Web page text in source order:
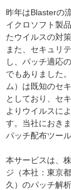
昨年はBlasterの
イクロソフト製
たウイルスの対
また、セキュリ
し、パッチ適応
でもありました
ム）は既知のセ
としており、セ
よりウイルスに
す。当社におき
パッチ配布ツー
本サービスは、
ジ（本社：東京
久）のパッチ解